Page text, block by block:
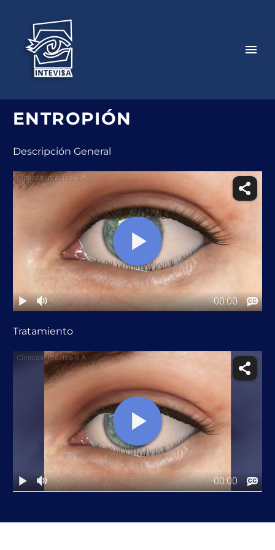
ENTROPIÓN
Descripción General
Tratamiento